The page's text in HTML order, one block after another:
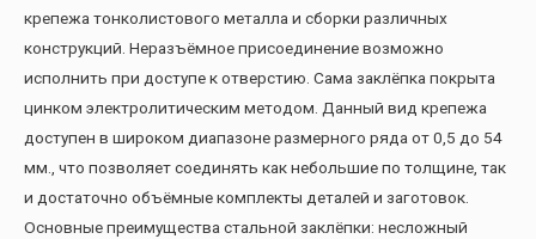
крепежа тонколистового металла и сборки различных
конструкций. Неразъёмное присоединение возможно
исполнить при доступе к отверстию. Сама заклёпка покрыта
цинком электролитическим методом. Данный вид крепежа
доступен в широком диапазоне размерного ряда от 0,5 до 54
мм., что позволяет соединять как небольшие по толщине, так
и достаточно объёмные комплекты деталей и заготовок.
Основные преимущества стальной заклёпки: несложный